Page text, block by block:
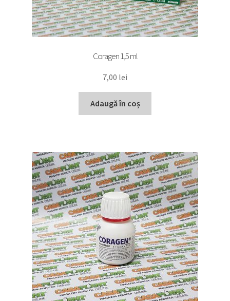
Coragen 1,5 ml
7,00 lei
Adaugă în coș